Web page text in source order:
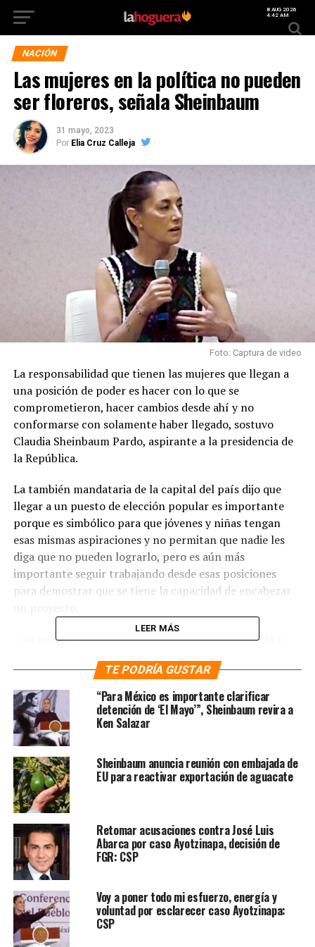
8 AUG 2026
4:42 AM
NACIÓN
Las mujeres en la política no pueden
ser floreros, señala Sheinbaum
31 mayo, 2023
Por Elia Cruz Calleja
Foto: Captura de video
La responsabilidad que tienen las mujeres que llegan a
una posición de poder es hacer con lo que se
comprometieron, hacer cambios desde ahí y no
conformarse con solamente haber llegado, sostuvo
Claudia Sheinbaum Pardo, aspirante a la presidencia de
la República.
La también mandataria de la capital del país dijo que
llegar a un puesto de elección popular es importante
porque es simbólico para que jóvenes y niñas tengan
esas mismas aspiraciones y no permitan que nadie les
diga que no pueden lograrlo, pero es aún más
importante seguir trabajando desde esas posiciones
para demostrar que se tiene la capacidad de encabezar
«No pensar que por ser mujer y estar ahí se arregló el
Por ello dijo que se tiene que cumplir el papel para el
cual fueron electas con responsabilidad para que no
solamente se vea como un espacio ganado por paridad
de género.
Te puede interesar: AMLO
entregará banda presidencial a
primera mujer presidenta:
Sheinbaum
Ante los gritos de presidenta de algunos diputados,
funcionarios y miembros de organizaciones civiles que
asistieron al Diálogo Mujeres de América en el que
además participó la vicepresidenta de Colombia Francia
Márquez, y la vicepresidenta segunda de España,
LEER MÁS
TE PODRÍA GUSTAR
“Para México es importante clarificar
detención de ‘El Mayo’”, Sheinbaum revira a
Ken Salazar
Sheinbaum anuncia reunión con embajada de
EU para reactivar exportación de aguacate
Retomar acusaciones contra José Luis
Abarca por caso Ayotzinapa, decisión de
FGR: CSP
Voy a poner todo mi esfuerzo, energía y
voluntad por esclarecer caso Ayotzinapa:
CSP